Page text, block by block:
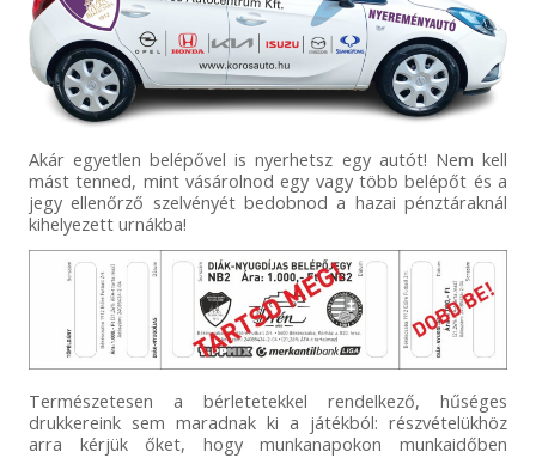
Akár egyetlen belépővel is nyerhetsz egy autót! Nem kell
mást tenned, mint vásárolnod egy vagy több belépőt és a
jegy ellenőrző szelvényét bedobnod a hazai pénztáraknál
kihelyezett urnákba!
Természetesen a bérletetekkel rendelkező, hűséges
drukkereink sem maradnak ki a játékból: részvételükhöz
arra kérjük őket, hogy munkanapokon munkaidőben